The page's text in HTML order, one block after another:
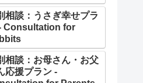
相談：うさぎ幸せプラ
Consultation for
相談：お母さん・お父
応援プラン -